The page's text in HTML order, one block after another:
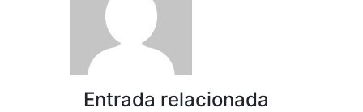
Entrada relacionada